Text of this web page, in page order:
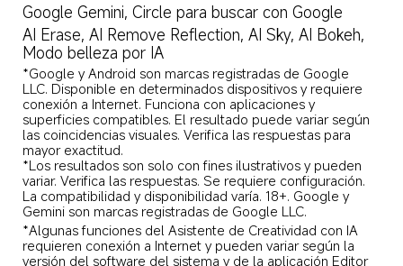
Google Gemini, Circle para buscar con Google
AI Erase, AI Remove Reflection, AI Sky, AI Bokeh,
Modo belleza por IA
*Google y Android son marcas registradas de Google
LLC. Disponible en determinados dispositivos y requiere
conexión a Internet. Funciona con aplicaciones y
superficies compatibles. El resultado puede variar según
las coincidencias visuales. Verifica las respuestas para
mayor exactitud.
*Los resultados son solo con fines ilustrativos y pueden
variar. Verifica las respuestas. Se requiere configuración.
La compatibilidad y disponibilidad varía. 18+. Google y
Gemini son marcas registradas de Google LLC.
*Algunas funciones del Asistente de Creatividad con IA
requieren conexión a Internet y pueden variar según la
versión del software del sistema y de la aplicación Editor